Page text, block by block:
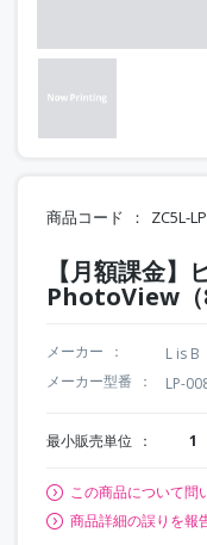
商品コード ZC5L-
【月額課金
PhotoView（
メーカー L is B
メーカー型番
LP-
最小販売単位 1
この商品について問
商品詳細の誤りを報